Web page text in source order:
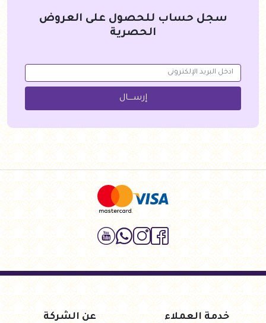
سجل حساب للحصول على العروض
الحصرية
إرســــال
خدمة العملاء عن الشركة